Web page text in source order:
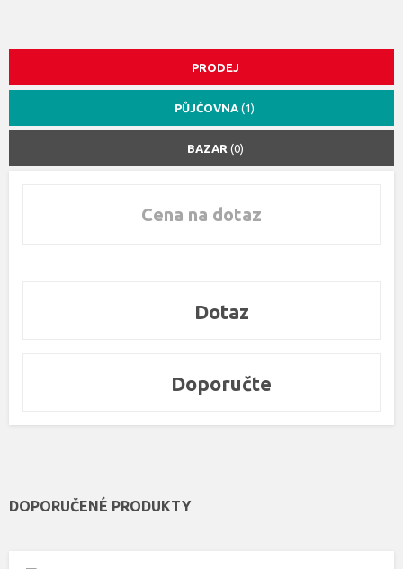
PRODEJ
PŮJČOVNA (1)
BAZAR (0)
Cena na dotaz
Dotaz
Doporučte
DOPORUČENÉ PRODUKTY